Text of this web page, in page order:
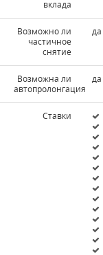
вклада
Возможно ли
частичное
снятие
да
Возможна ли
автопролонгация
да
Ставки